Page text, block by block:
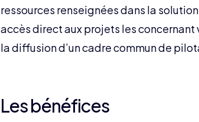
ressources renseignées dans la
accès direct aux projets les
la diffusion d’un cadre commun de
Les bénéfices